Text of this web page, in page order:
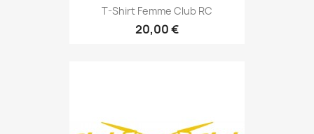
T-Shirt Femme Club RC
20,00 €